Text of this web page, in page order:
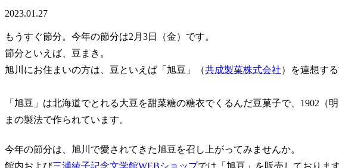
2023.01.27
もうすぐ節分。今年の節分は2月3日（金）です。
節分といえば、豆まき。
旭川にお住まいの方は、豆といえば「旭豆」（共成製菓株式会社）を連想す
「旭豆」は北海道でとれる大豆を甜菜糖の糖衣でくるんだ豆菓子で、1902（
まの製法で作られています。
今年の節分は、旭川で愛されてきた旭豆を召し上がってみませんか。